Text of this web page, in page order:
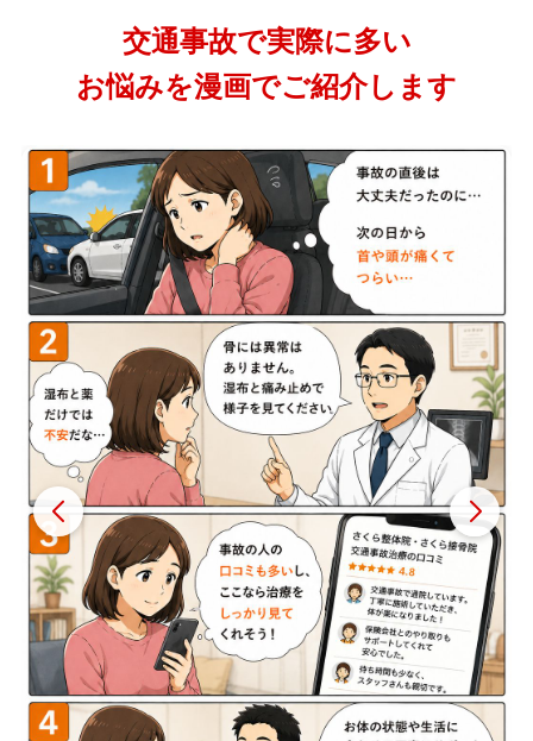
交通事故で実際に多い
お悩みを漫画でご紹介します